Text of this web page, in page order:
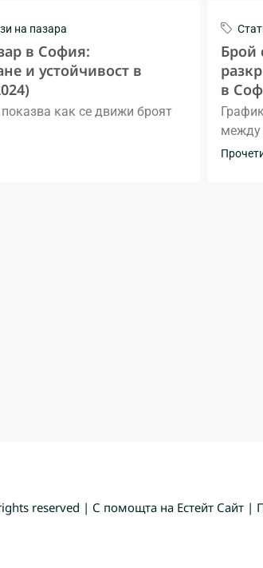
на пазара
в София:
и устойчивост в
как се движи броят
Брой
в
между
reserved | С помощта на Естейт Сайт |